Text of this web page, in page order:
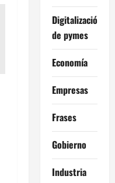
Digitalización
de pymes
Economía
Empresas
Frases
Gobierno
Industria